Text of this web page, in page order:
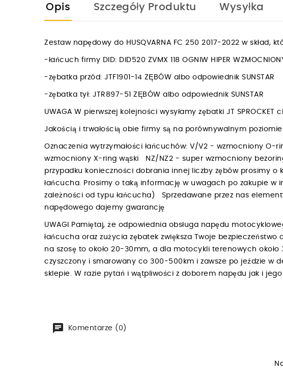
Opis Szczegóły Produktu Wysyłka
Zestaw napędowy do HUSQVARNA FC 250 2017-2022 w skład,
-łańcuch firmy DID: DID520 ZVMX 118 OGNIW HIPER
-zębatka przód: JTF1901-14 ZĘBÓW albo odpowiednik SUNSTAR
-zębatka tył: JTR897-51 ZĘBÓW albo odpowiednik SUNSTAR
UWAGA W pierwszej kolejności wysyłamy zębatki JT
Jakością i trwałością obie firmy są na porównywalnym
Oznaczenia wytrzymałości łańcuchów: V/V2 - wzmocniony
wzmocniony X-ring wąski NZ/NZ2 - super wzmocniony
przypadku konieczności dobrania innej liczby zębów prosimy
łańcucha. Prosimy o taką informację w uwagach po zakupie w
zależności od typu łańcucha) Sprzedawane przez nas
napędowego dajemy gwarancję
UWAGI Pamiętaj, że odpowiednia obsługa napędu
łańcucha oraz zużycia zębatek zwiększa Twoje
na szosę to około 20-30mm, a dla motocykli terenowych
czyszczony i smarowany co 300-500km i zawsze po jeździe w
sklepie. W razie pytań i wątpliwości z doborem napędu jak i
Komentarze (0)